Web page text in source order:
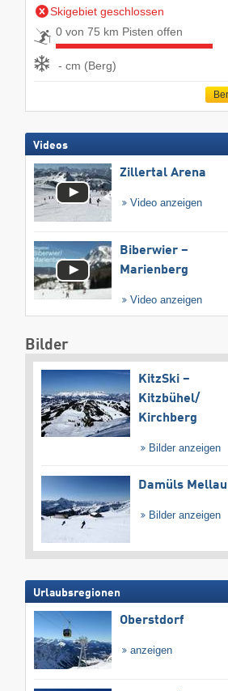
Skigebiet geschlossen
0 von 75 km Pisten offen
- cm (Berg)
Videos
Zillertal Arena
Video anzeigen
Biberwier –
Marienberg
Video anzeigen
Bilder
KitzSki –
Kitzbühel/​
Kirchberg
Bilder anzeigen
Damüls Mellau
Bilder anzeigen
Urlaubsregionen
Oberstdorf
anzeigen